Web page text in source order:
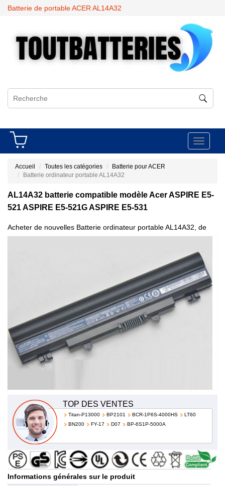
Batterie de portable ACER AL14A32
Toggle
Accueil Toutes les catégories
Batterie pour ACER
Batterie ordinateur portable AL14A32
AL14A32 batterie compatible modèle Acer ASPIRE E5-
521 ASPIRE E5-521G ASPIRE E5-531
Acheter de nouvelles Batterie ordinateur portable AL14A32, de
TOP DES VENTES
Titan-P13000 BP2101 BCR-1P6S-4000HS
LT60
BN200
FY-17 D07 BP-6S1P-5000A
Informations générales sur le produit